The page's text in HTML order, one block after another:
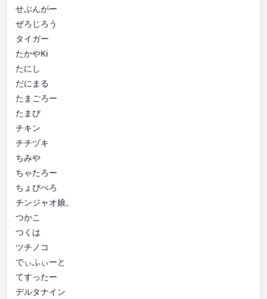
せぶんがー
ぜろじろう
タイガー
たかやKi
たにし
だにまる
たまごろー
たまび
チキン
チチヅキ
ちみや
ちゃたろー
ちょびぺろ
チンジャオ娘。
つかこ
つくは
ツチノコ
でぃふぃーと
てすったー
デルタナイン